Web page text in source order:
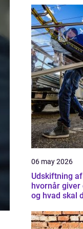
06 may 2026
Udskiftning
hvornår giver
og hvad skal